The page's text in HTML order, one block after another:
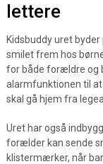
lettere
Kidsbuddy uret
smilet frem hos
for både forældre og
alarmfunktionen til
skal gå hjem fra
Uret har også
forælder kan sende
klistermærker, når